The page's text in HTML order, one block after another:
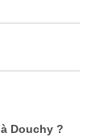
Douchy ?